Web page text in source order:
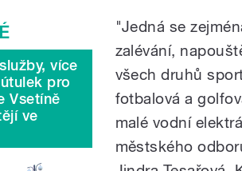
více
pro
Vsetíně
ve
"Jedná se
zalévání,
všech druhů
fotbalová a
malé vodní
městského